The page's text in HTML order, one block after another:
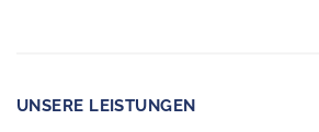
UNSERE LEISTUNGEN